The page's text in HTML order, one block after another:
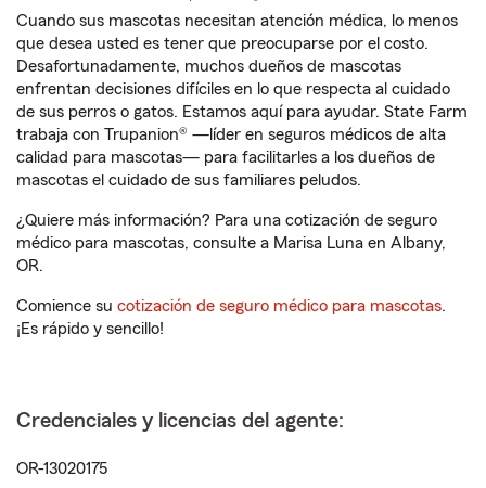
Cuando sus mascotas necesitan atención médica, lo menos
que desea usted es tener que preocuparse por el costo.
Desafortunadamente, muchos dueños de mascotas
enfrentan decisiones difíciles en lo que respecta al cuidado
de sus perros o gatos. Estamos aquí para ayudar. State Farm
trabaja con Trupanion® —líder en seguros médicos de alta
calidad para mascotas— para facilitarles a los dueños de
mascotas el cuidado de sus familiares peludos.
¿Quiere más información? Para una cotización de seguro
médico para mascotas, consulte a Marisa Luna en Albany,
OR.
Comience su cotización de seguro médico para mascotas.
¡Es rápido y sencillo!
Credenciales y licencias del agente:
OR-13020175